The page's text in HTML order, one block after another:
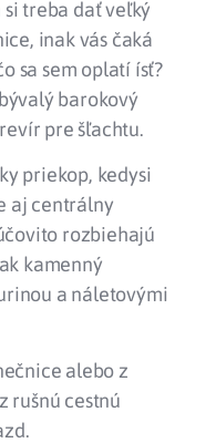
treba dať veľký
inak vás čaká
sa sem oplatí ísť?
barokový
pre šľachtu.
priekop, kedysi
aj centrálny
rozbiehajú
kamenný
a náletovými
alebo z
rušnú cestnú